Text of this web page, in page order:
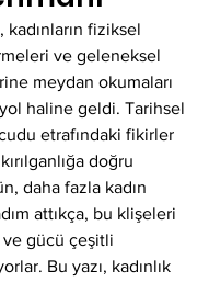
kadınların fiziksel
ve geleneksel
meydan okumaları
haline geldi. Tarihsel
etrafındaki fikirler
doğru
daha fazla kadın
attıkça, bu klişeleri
gücü çeşitli
Bu yazı, kadınlık